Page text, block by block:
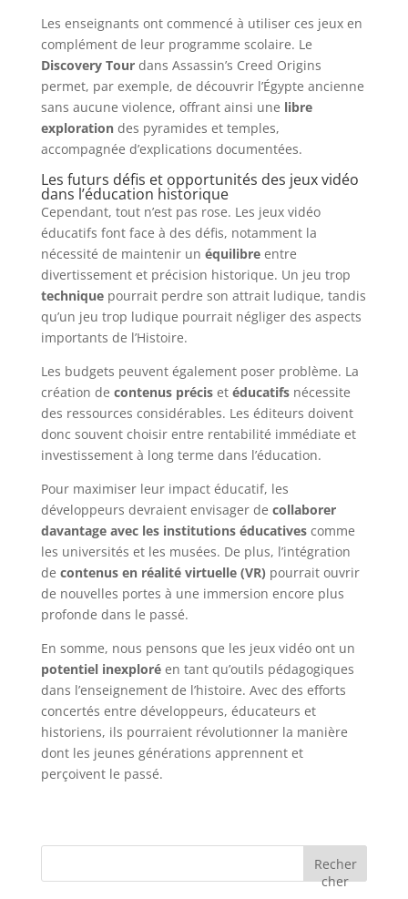
Les enseignants ont commencé à utiliser ces jeux en
complément de leur programme scolaire. Le
Discovery Tourdans Assassin’s Creed Origins
permet, par exemple, de découvrir l’Égypte ancienne
sans aucune violence, offrant ainsi une libre
explorationdes pyramides et temples,
accompagnée d’explications documentées.
Les futurs défis et opportunités des jeux vidéo
dans l’éducation historique
Cependant, tout n’est pas rose. Les jeux vidéo
éducatifs font face à des défis, notamment la
nécessité de maintenir un équilibreentre
divertissement et précision historique. Un jeu trop
techniquepourrait perdre son attrait ludique, tandis
qu’un jeu trop ludique pourrait négliger des aspects
importants de l’Histoire.
Les budgets peuvent également poser problème. La
création de contenus préciset éducatifsnécessite
des ressources considérables. Les éditeurs doivent
donc souvent choisir entre rentabilité immédiate et
investissement à long terme dans l’éducation.
Pour maximiser leur impact éducatif, les
développeurs devraient envisager de collaborer
davantage avec les institutions éducativescomme
les universités et les musées. De plus, l’intégration
de contenus en réalité virtuelle (VR) pourrait ouvrir
de nouvelles portes à une immersion encore plus
profonde dans le passé.
En somme, nous pensons que les jeux vidéo ont un
potentiel inexploréen tant qu’outils pédagogiques
dans l’enseignement de l’histoire. Avec des efforts
concertés entre développeurs, éducateurs et
historiens, ils pourraient révolutionner la manière
dont les jeunes générations apprennent et
perçoivent le passé.
Recher
cher